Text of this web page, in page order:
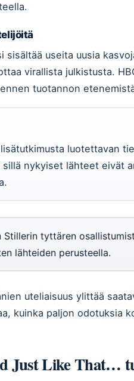
sisältää useita uusia
virallista julkistusta.
tuotannon
luotettavan
nykyiset lähteet eivät
Stillerin tyttären
lähteiden perusteella.
uteliaisuus ylittää
kuinka paljon odotuksia
Just Like That…